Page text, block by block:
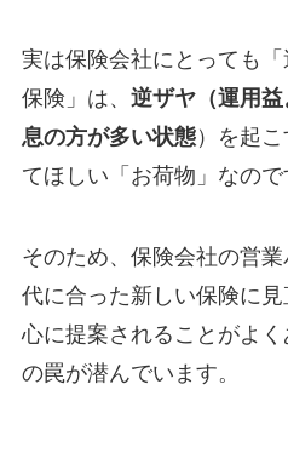
実は保険会社にとっても
保険」は、 逆ザヤ（運用
息の方が多い状態）を起こ
てほしい「お荷物」なので
そのため、保険会社の営
代に合った新しい保険に
心に提案されることがよ
の罠が潜んでいます。